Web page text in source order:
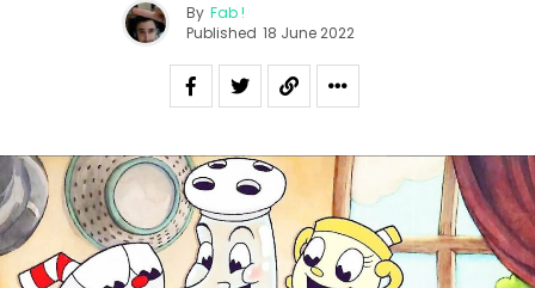
By Fab !
Published 18 June 2022